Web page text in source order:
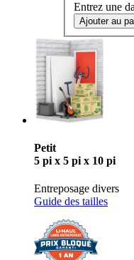
Entrez une
Ajouter au
Petit
5 pi x 5 pi x 10 pi
Entreposage divers
Guide des tailles